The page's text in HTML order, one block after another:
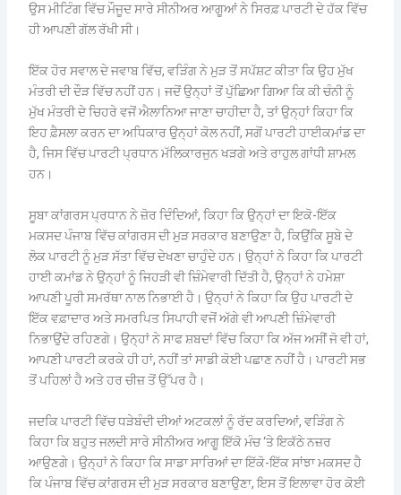
ਉਸ ਮੀਟਿੰਗ ਵਿੱਚ ਮੌਜੂਦ ਸਾਰੇ ਸੀਨੀਅਰ ਆਗੂਆਂ ਨੇ ਸਿਰਫ਼ ਪਾਰਟੀ ਦੇ ਹੱਕ ਵਿੱਚ
ਹੀ ਆਪਣੀ ਗੱਲ ਰੱਖੀ ਸੀ।
ਇੱਕ ਹੋਰ ਸਵਾਲ ਦੇ ਜਵਾਬ ਵਿੱਚ, ਵੜਿੰਗ ਨੇ ਮੁੜ ਤੋਂ ਸਪੱਸ਼ਟ ਕੀਤਾ ਕਿ ਉਹ ਮੁੱਖ
ਮੰਤਰੀ ਦੀ ਦੌੜ ਵਿੱਚ ਨਹੀਂ ਹਨ। ਜਦੋਂ ਉਨ੍ਹਾਂ ਤੋਂ ਪੁੱਛਿਆ ਗਿਆ ਕਿ ਕੀ ਚੰਨੀ ਨੂੰ
ਮੁੱਖ ਮੰਤਰੀ ਦੇ ਚਿਹਰੇ ਵਜੋਂ ਐਲਾਨਿਆ ਜਾਣਾ ਚਾਹੀਦਾ ਹੈ, ਤਾਂ ਉਨ੍ਹਾਂ ਕਿਹਾ ਕਿ
ਇਹ ਫ਼ੈਸਲਾ ਕਰਨ ਦਾ ਅਧਿਕਾਰ ਉਨ੍ਹਾਂ ਕੋਲ ਨਹੀਂ, ਸਗੋਂ ਪਾਰਟੀ ਹਾਈਕਮਾਂਡ ਦਾ
ਹੈ, ਜਿਸ ਵਿੱਚ ਪਾਰਟੀ ਪ੍ਰਧਾਨ ਮੱਲਿਕਾਰਜੁਨ ਖੜਗੇ ਅਤੇ ਰਾਹੁਲ ਗਾਂਧੀ ਸ਼ਾਮਲ
ਹਨ।
ਸੂਬਾ ਕਾਂਗਰਸ ਪ੍ਰਧਾਨ ਨੇ ਜ਼ੋਰ ਦਿੰਦਿਆਂ, ਕਿਹਾ ਕਿ ਉਨ੍ਹਾਂ ਦਾ ਇਕੋ-ਇੱਕ
ਮਕਸਦ ਪੰਜਾਬ ਵਿੱਚ ਕਾਂਗਰਸ ਦੀ ਮੁੜ ਸਰਕਾਰ ਬਣਾਉਣਾ ਹੈ, ਕਿਉਂਕਿ ਸੂਬੇ ਦੇ
ਲੋਕ ਪਾਰਟੀ ਨੂੰ ਮੁੜ ਸੱਤਾ ਵਿੱਚ ਦੇਖਣਾ ਚਾਹੁੰਦੇ ਹਨ। ਉਨ੍ਹਾਂ ਨੇ ਕਿਹਾ ਕਿ ਪਾਰਟੀ
ਹਾਈ ਕਮਾਂਡ ਨੇ ਉਨ੍ਹਾਂ ਨੂੰ ਜਿਹੜੀ ਵੀ ਜ਼ਿੰਮੇਵਾਰੀ ਦਿੱਤੀ ਹੈ, ਉਨ੍ਹਾਂ ਨੇ ਹਮੇਸ਼ਾ
ਆਪਣੀ ਪੂਰੀ ਸਮਰੱਥਾ ਨਾਲ ਨਿਭਾਈ ਹੈ। ਉਨ੍ਹਾਂ ਨੇ ਕਿਹਾ ਕਿ ਉਹ ਪਾਰਟੀ ਦੇ
ਇੱਕ ਵਫ਼ਾਦਾਰ ਅਤੇ ਸਮਰਪਿਤ ਸਿਪਾਹੀ ਵਜੋਂ ਅੱਗੇ ਵੀ ਆਪਣੀ ਜ਼ਿੰਮੇਵਾਰੀ
ਨਿਭਾਉਂਦੇ ਰਹਿਣਗੇ। ਉਨ੍ਹਾਂ ਨੇ ਸਾਫ ਸ਼ਬਦਾਂ ਵਿੱਚ ਕਿਹਾ ਕਿ ਅੱਜ ਅਸੀਂ ਜੋ ਵੀ ਹਾਂ,
ਆਪਣੀ ਪਾਰਟੀ ਕਰਕੇ ਹੀ ਹਾਂ, ਨਹੀਂ ਤਾਂ ਸਾਡੀ ਕੋਈ ਪਛਾਣ ਨਹੀਂ ਹੈ। ਪਾਰਟੀ ਸਭ
ਤੋਂ ਪਹਿਲਾਂ ਹੈ ਅਤੇ ਹਰ ਚੀਜ਼ ਤੋਂ ਉੱਪਰ ਹੈ।
ਜਦਕਿ ਪਾਰਟੀ ਵਿੱਚ ਧੜੇਬੰਦੀ ਦੀਆਂ ਅਟਕਲਾਂ ਨੂੰ ਰੱਦ ਕਰਦਿਆਂ, ਵੜਿੰਗ ਨੇ
ਕਿਹਾ ਕਿ ਬਹੁਤ ਜਲਦੀ ਸਾਰੇ ਸੀਨੀਅਰ ਆਗੂ ਇੱਕੋ ਮੰਚ ‘ਤੇ ਇਕੱਠੇ ਨਜ਼ਰ
ਆਉਣਗੇ। ਉਨ੍ਹਾਂ ਨੇ ਕਿਹਾ ਕਿ ਸਾਡਾ ਸਾਰਿਆਂ ਦਾ ਇੱਕੋ-ਇੱਕ ਸਾਂਝਾ ਮਕਸਦ ਹੈ
ਕਿ ਪੰਜਾਬ ਵਿੱਚ ਕਾਂਗਰਸ ਦੀ ਮੁੜ ਸਰਕਾਰ ਬਣਾਉਣਾ, ਇਸ ਤੋਂ ਇਲਾਵਾ ਹੋਰ ਕੋਈ